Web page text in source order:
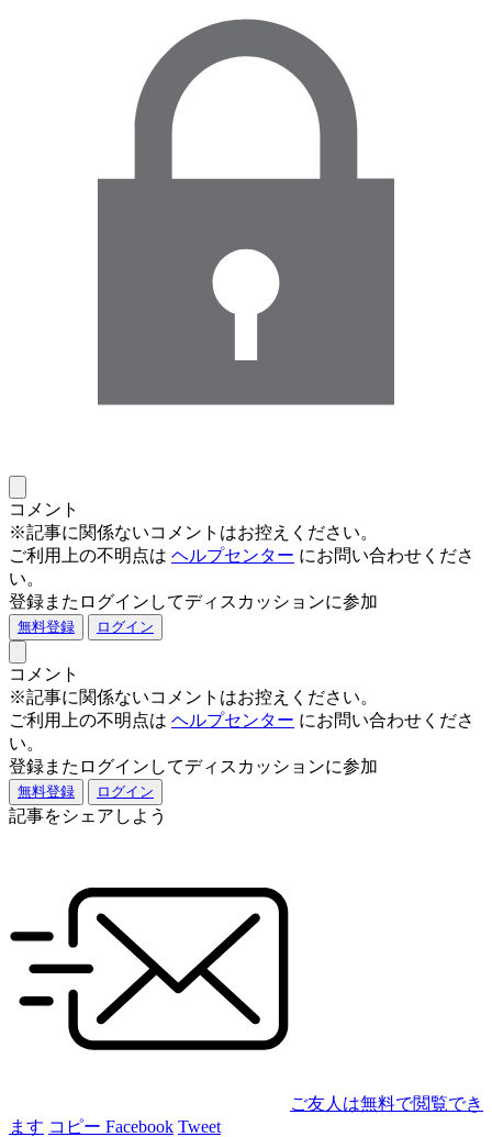
コメント
※記事に関係ないコメントはお控えください。
ご利用上の不明点は ヘルプセンター にお問い合わせくださ
い。
登録またログインしてディスカッションに参加
無料登録 ログイン
コメント
※記事に関係ないコメントはお控えください。
ご利用上の不明点は ヘルプセンター にお問い合わせくださ
い。
登録またログインしてディスカッションに参加
無料登録 ログイン
記事をシェアしよう
ご友人は無料で閲覧でき
ます コピー Facebook Tweet